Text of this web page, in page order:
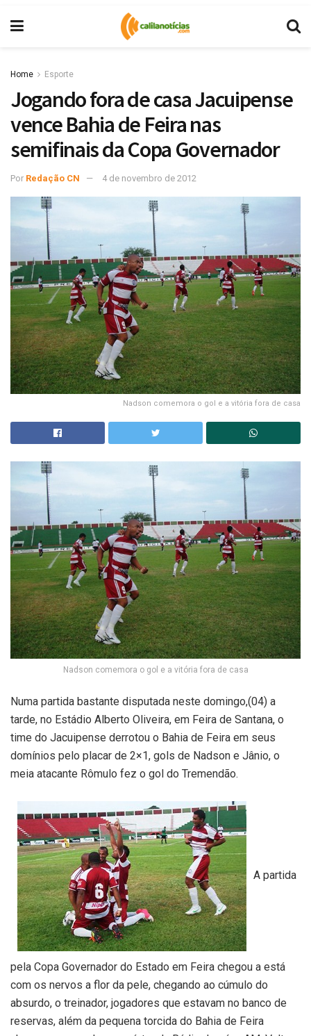
Home Esporte
Jogando fora de casa Jacuipense
vence Bahia de Feira nas
semifinais da Copa Governador
Por Redação CN 4 de novembro de 2012
Nadson comemora o gol e a vitória fora de casa
Nadson comemora o gol e a vitória fora de casa
Numa partida bastante disputada neste domingo,(04) a
tarde, no Estádio Alberto Oliveira, em Feira de Santana, o
time do Jacuipense derrotou o Bahia de Feira em seus
domínios pelo placar de 2×1, gols de Nadson e Jânio, o
meia atacante Rômulo fez o gol do Tremendão.
A partida
pela Copa Governador do Estado em Feira chegou a está
com os nervos a flor da pele, chegando ao cúmulo do
absurdo, o treinador, jogadores que estavam no banco de
reservas, além da pequena torcida do Bahia de Feira